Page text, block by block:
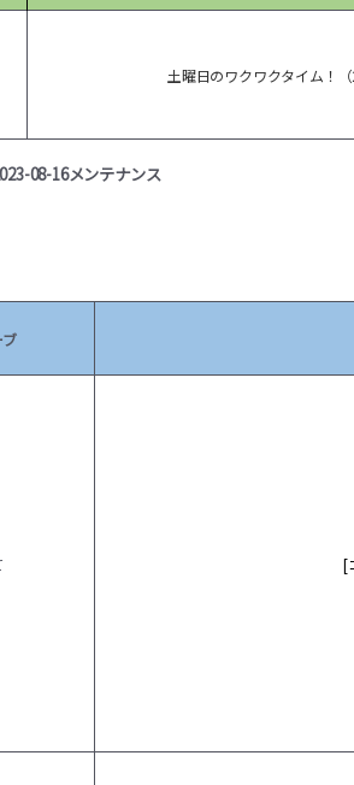
土曜日のワクワクタイム！
08-16メンテナンス
ブ
[